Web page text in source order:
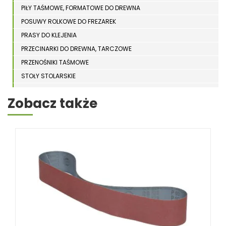
PIŁY TAŚMOWE, FORMATOWE DO DREWNA
POSUWY ROLKOWE DO FREZAREK
PRASY DO KLEJENIA
PRZECINARKI DO DREWNA, TARCZOWE
PRZENOŚNIKI TAŚMOWE
STOŁY STOLARSKIE
STRUGARKI DO DREWNA
STOJAKI HOLZSTAR
KRAWĘDZIOWE
TOKARKI DO DREWNA
UKOŚNICE, PIŁY TARCZOWE DO DREWNA
URZĄDZENIA WIELOCZYNNOŚCIOWE DO DREWNA
WIERTARKI POZIOME DO DREWNA, WIELOWRZECIONOWE,
Zobacz także